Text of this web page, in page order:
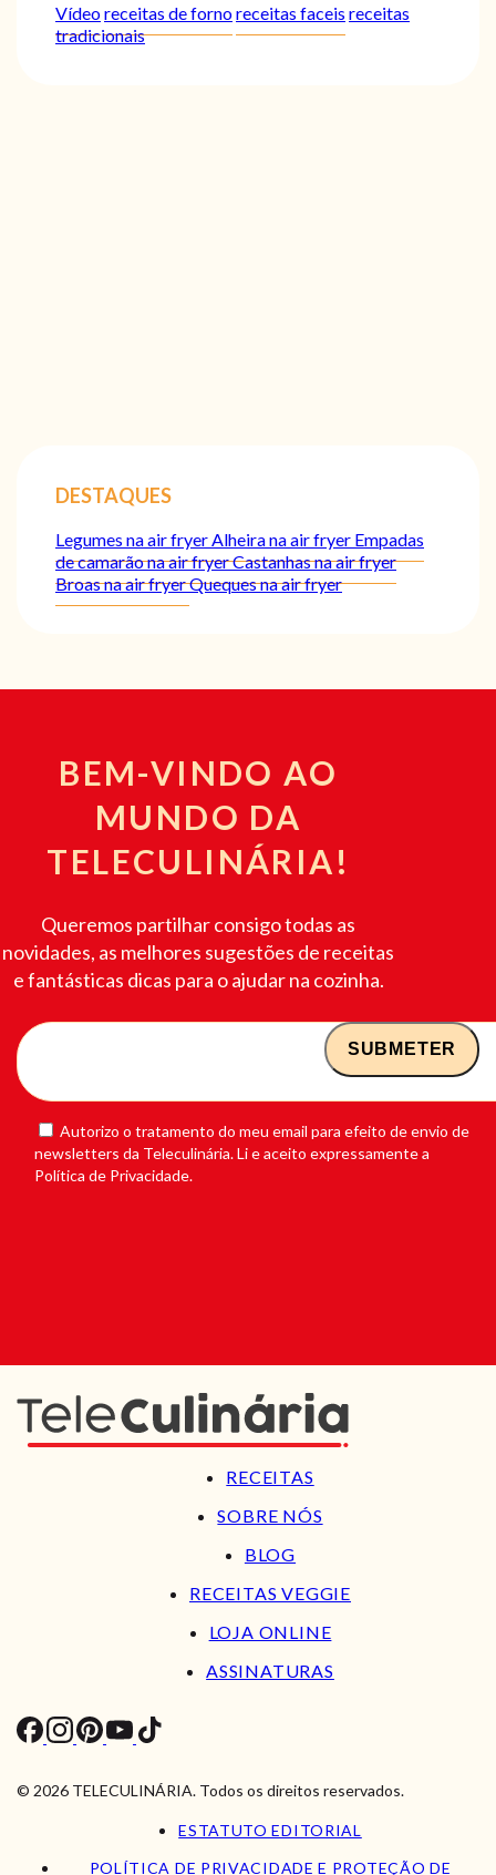
Vídeoreceitas de fornoreceitas faceis receitas
tradicionais
DESTAQUES
Legumes na air fryer Alheira na air fryer Empadas
de camarão na air fryerCastanhas na air fryer
Broas na air fryerQueques na air fryer
BEM-VINDO AO
MUNDO DA
TELECULINÁRIA!
Queremos partilhar consigo todas as
novidades, as melhores sugestões de receitas
e fantásticas dicas para o ajudar na cozinha.
Autorizo o tratamento do meu email para efeito de envio de
newsletters da Teleculinária. Li e aceito expressamente a
Política de Privacidade.
RECEITAS
SOBRE NÓS
BLOG
RECEITAS VEGGIE
LOJA ONLINE
ASSINATURAS
© 2026 TELECULINÁRIA. Todos os direitos reservados.
ESTATUTO EDITORIAL
POLÍTICA DE PRIVACIDADE E PROTEÇÃO DE